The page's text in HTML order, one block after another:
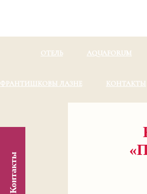
ОТЕЛЬ AQUAFORUM
ФРАНТИШКОВЫ ЛАЗНЕ КОНТАКТЫ
Контакты